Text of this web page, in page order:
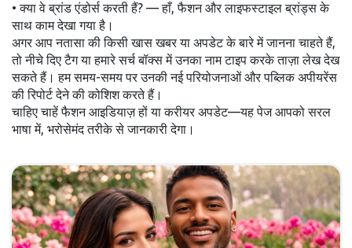
• क्या वे ब्रांड एंडोर्स करती हैं? — हाँ, फैशन और लाइफस्टाइल ब्रांड्स के
साथ काम देखा गया है।
अगर आप नतासा की किसी खास खबर या अपडेट के बारे में जानना चाहते हैं,
तो नीचे दिए टैग या हमारे सर्च बॉक्स में उनका नाम टाइप करके ताज़ा लेख देख
सकते हैं। हम समय-समय पर उनकी नई परियोजनाओं और पब्लिक अपीयरेंस
की रिपोर्ट देने की कोशिश करते हैं।
चाहिए चाहें फैशन आइडियाज़ हों या करीयर अपडेट—यह पेज आपको सरल
भाषा में, भरोसेमंद तरीके से जानकारी देगा।